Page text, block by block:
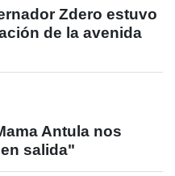
Zdero estuvo
de la avenida
Antula nos
salida"